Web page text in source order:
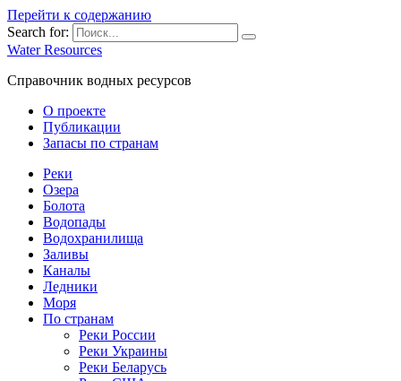
Перейти к содержанию
Search for:
Water Resources
Справочник водных ресурсов
О проекте
Публикации
Запасы по странам
Реки
Озера
Болота
Водопады
Водохранилища
Заливы
Каналы
Ледники
Моря
По странам
Реки России
Реки Украины
Реки Беларусь